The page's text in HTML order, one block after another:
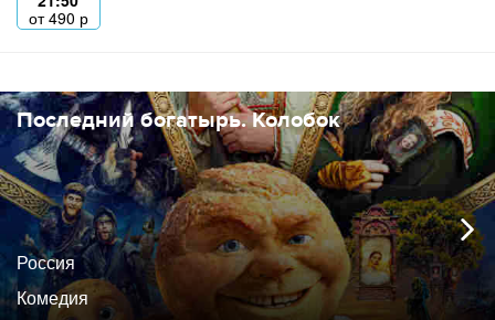
от490 р
Последний богатырь. Колобок
Россия
Комедия